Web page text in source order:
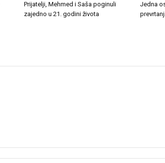
Prijatelji, Mehmed i Saša poginuli
zajedno u 21. godini života
Jedna